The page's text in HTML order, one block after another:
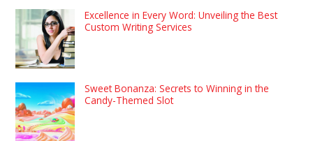
Excellence in Every Word: Unveiling the Best
Custom Writing Services
Sweet Bonanza: Secrets to Winning in the
Candy-Themed Slot